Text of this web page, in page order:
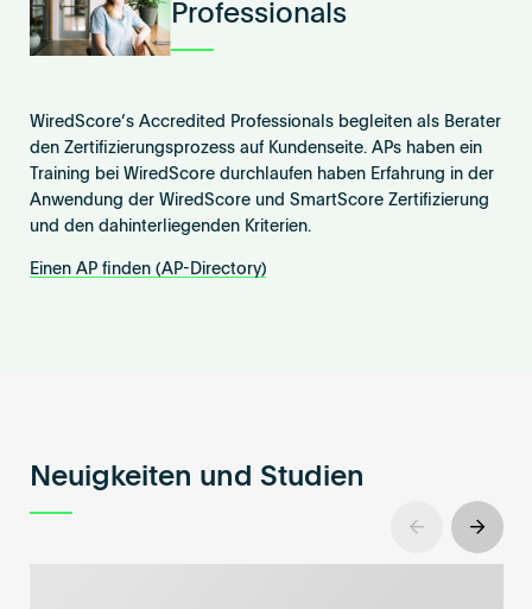
Professionals
WiredScore’s Accredited Professionals begleiten als Berater
den Zertifizierungsprozess auf Kundenseite. APs haben ein
Training bei WiredScore durchlaufen haben Erfahrung in der
Anwendung der WiredScore und SmartScore Zertifizierung
und den dahinterliegenden Kriterien.
Einen AP finden (AP-Directory)
Neuigkeiten und Studien